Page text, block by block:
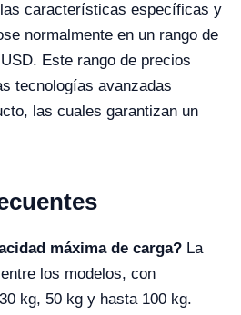
características específicas y
normalmente en un rango de
Este rango de precios
tecnologías avanzadas
las cuales garantizan un
máxima de carga? La
los modelos, con
kg, 50 kg y hasta 100 kg.